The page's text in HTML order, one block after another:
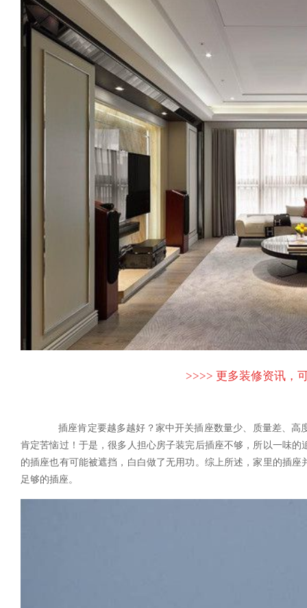
>>>> 更多装修资讯，
插座肯定要越多越好？家中开关插座数量少、质量差、高
肯定苦恼过！于是，很多人担心房子装完后插座不够，所以一味
的插座也有可能被遮挡，白白做了无用功。综上所述，家里的插
足够的插座。